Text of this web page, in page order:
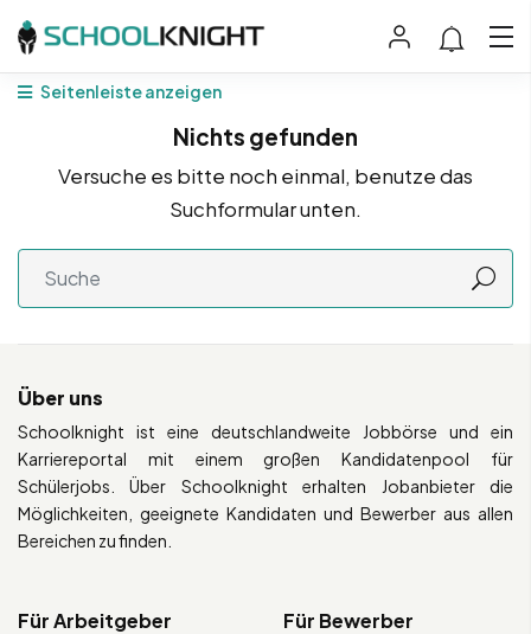
Seitenleiste anzeigen
Nichts gefunden
Versuche es bitte noch einmal, benutze das
Suchformular unten.
Über uns
Schoolknight ist eine deutschlandweite Jobbörse und ein
Karriereportal mit einem großen Kandidatenpool für
Schülerjobs. Über Schoolknight erhalten Jobanbieter die
Möglichkeiten, geeignete Kandidaten und Bewerber aus allen
Bereichen zu finden.
Für Arbeitgeber Für Bewerber